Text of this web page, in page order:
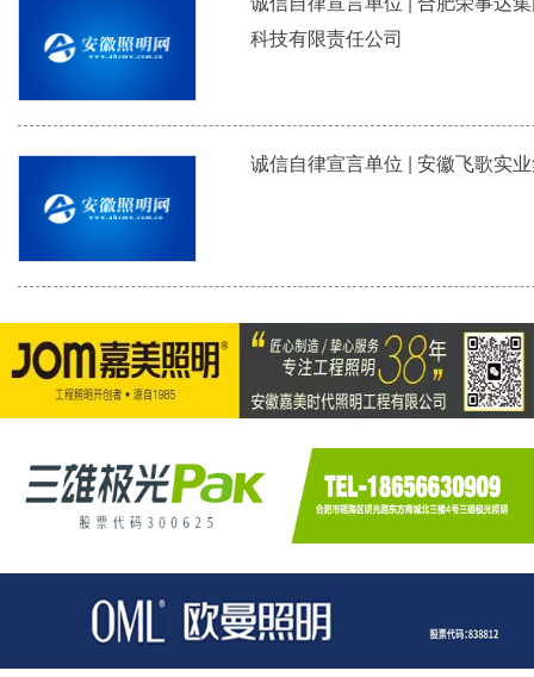
科技有限责任公司
诚信自律宣言单位 | 安徽飞歌实